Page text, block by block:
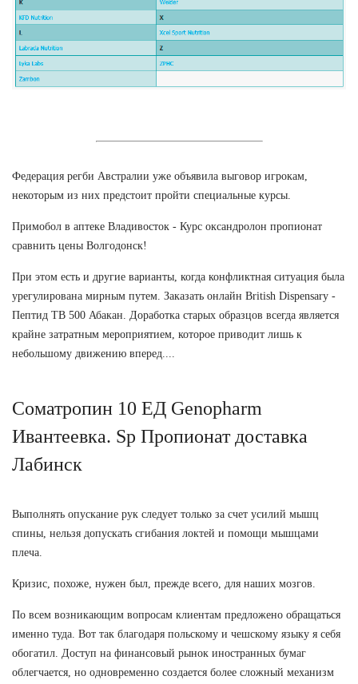
Федерация регби Австралии уже объявила выговор игрокам,
некоторым из них предстоит пройти специальные курсы.
Примобол в аптеке Владивосток - Курс оксандролон пропионат
сравнить цены Волгодонск!
При этом есть и другие варианты, когда конфликтная ситуация была
урегулирована мирным путем. Заказать онлайн British Dispensary -
Пептид TB 500 Абакан. Доработка старых образцов всегда является
крайне затратным мероприятием, которое приводит лишь к
небольшому движению вперед....
Соматропин 10 ЕД Genopharm
Ивантеевка. Sp Пропионат доставка
Лабинск
Выполнять опускание рук следует только за счет усилий мышц
спины, нельзя допускать сгибания локтей и помощи мышцами
плеча.
Кризис, похоже, нужен был, прежде всего, для наших мозгов.
По всем возникающим вопросам клиентам предложено обращаться
именно туда. Вот так благодаря польскому и чешскому языку я себя
обогатил. Доступ на финансовый рынок иностранных бумаг
облегчается, но одновременно создается более сложный механизм